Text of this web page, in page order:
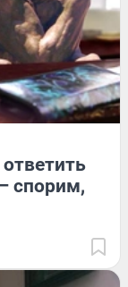
спорим,